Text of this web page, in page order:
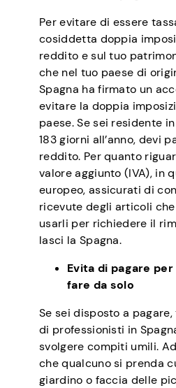
Per evitare di essere
cosiddetta doppia
reddito e sul tuo
che nel tuo paese di
Spagna ha firmato un
evitare la doppia
paese. Se sei residente
183 giorni all’anno, devi
reddito. Per quanto
valore aggiunto (IVA), in
europeo, assicurati di
ricevute degli articoli
usarli per richiedere il
lasci la Spagna.
Evita di pagare
fare da solo
Se sei disposto a
di professionisti in
svolgere compiti umili.
che qualcuno si prenda
giardino o faccia delle